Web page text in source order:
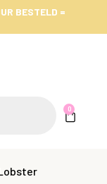
BESTELD =
0